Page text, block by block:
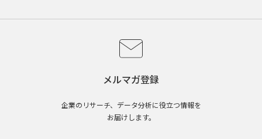
メルマガ登録
企業のリサーチ、データ分析に役立つ情報を
お届けします。